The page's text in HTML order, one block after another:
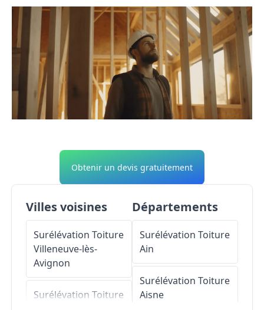
Obtenir un devis gratuitement
Villes voisines
Surélévation Toiture
Villeneuve-lès-
Avignon
Surélévation Toiture
Départements
Surélévation Toiture
Ain
Surélévation Toiture
Aisne